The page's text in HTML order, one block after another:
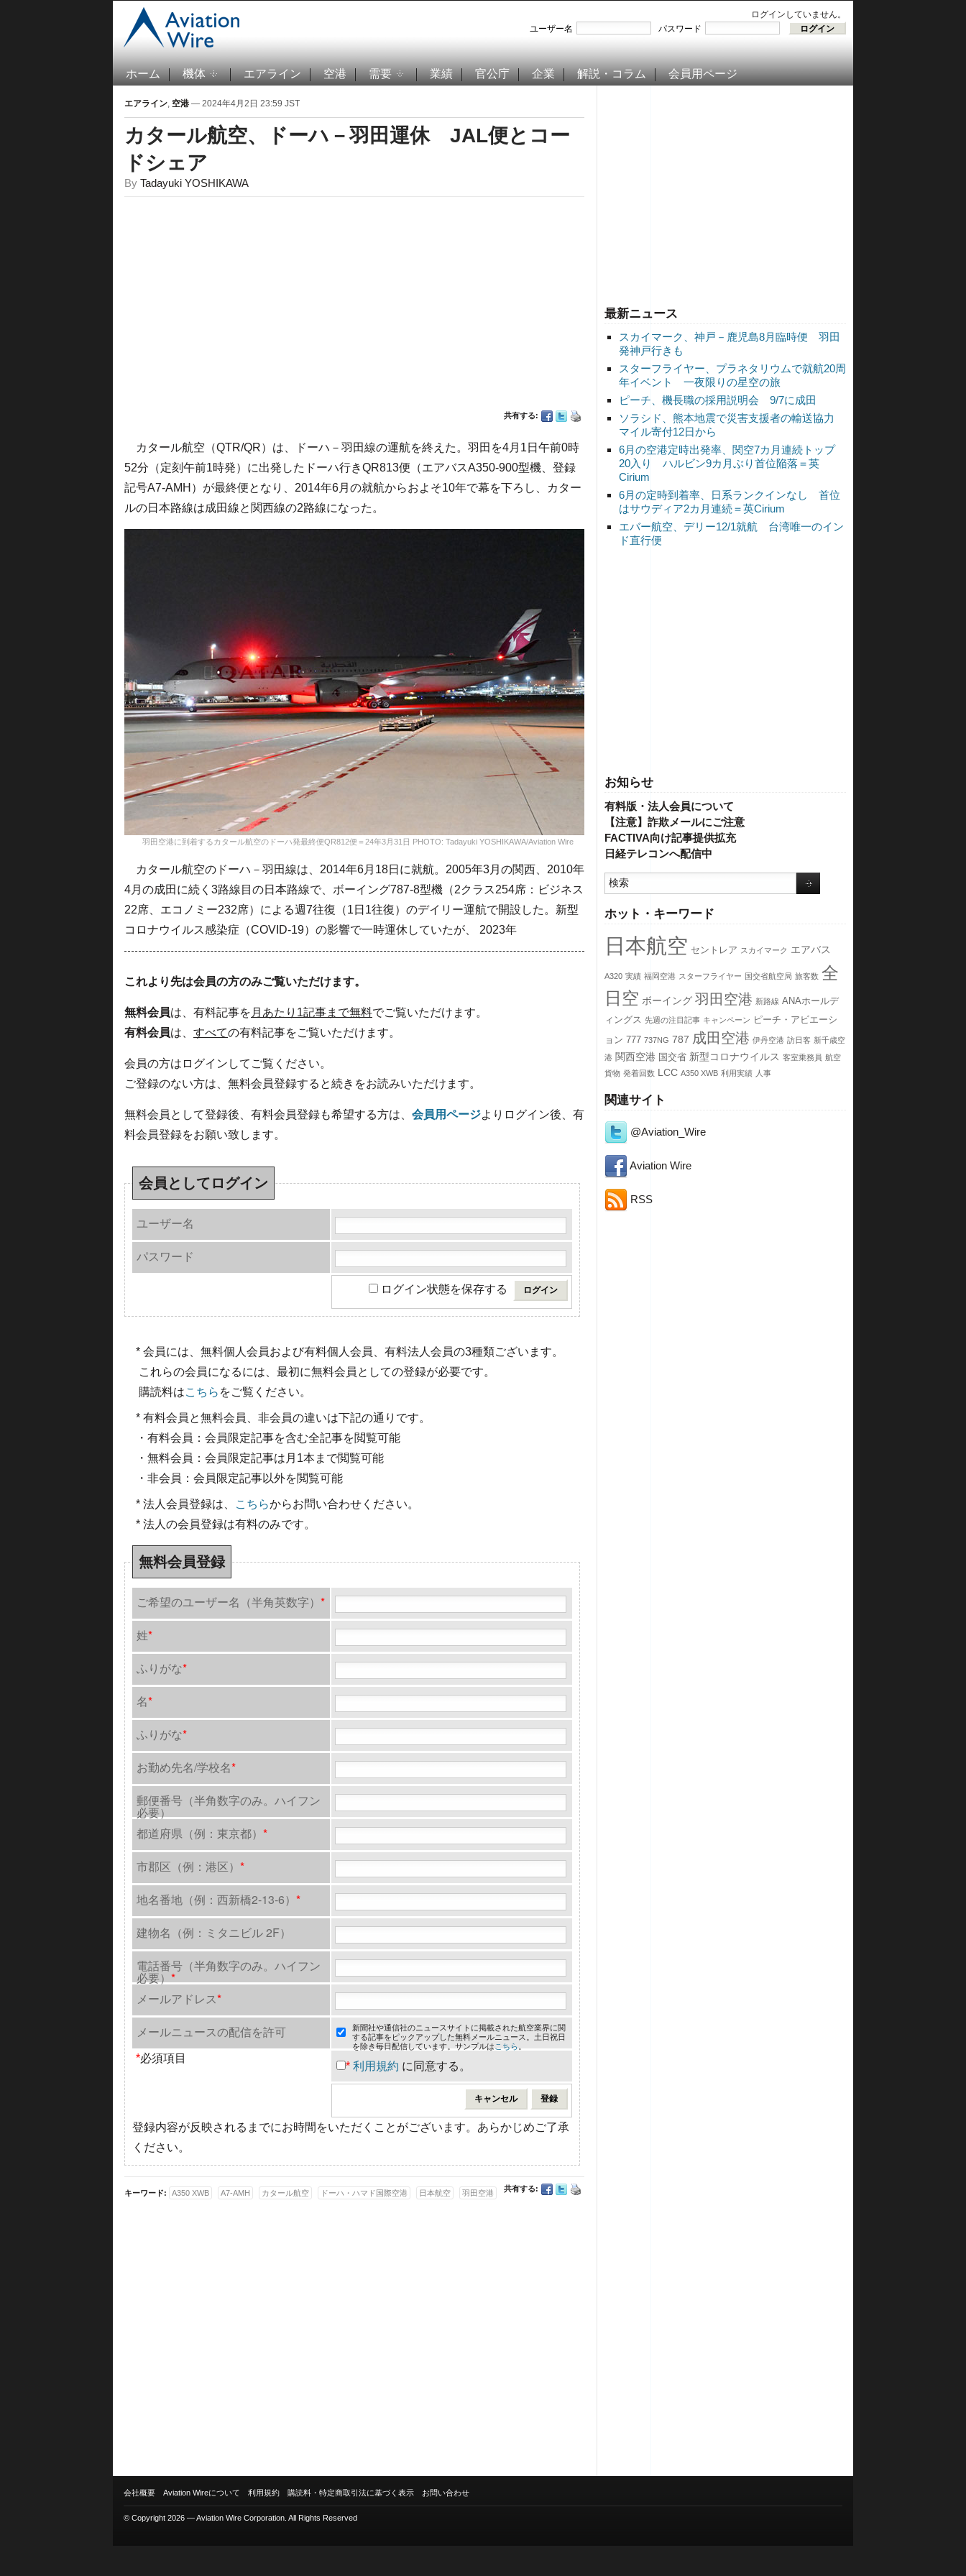
ログインしていません。
ユーザー名
パスワード
ホーム 機体 エアライン 空港 需要 業績 官公庁 企業 解説・コラム 会員用ページ
最新ニュース
スカイマーク、神戸－鹿児島8月臨時便 羽田
発神戸行きも
スターフライヤー、プラネタリウムで就航20周
年イベント 一夜限りの星空の旅
ピーチ、機長職の採用説明会 9/7に成田
ソラシド、熊本地震で災害支援者の輸送協力
マイル寄付12日から
6月の空港定時出発率、関空7カ月連続トップ
20入り ハルビン9カ月ぶり首位陥落＝英
Cirium
6月の定時到着率、日系ランクインなし 首位
はサウディア2カ月連続＝英Cirium
エバー航空、デリー12/1就航 台湾唯一のイン
ド直行便
お知らせ
有料版・法人会員について
【注意】詐欺メールにご注意
FACTIVA向け記事提供拡充
日経テレコンへ配信中
ホット・キーワード
日本航空 セントレア スカイマーク エアバス
A320 実績 福岡空港 スターフライヤー 国交省航空局 旅客数 全
日空 ボーイング 羽田空港 新路線 ANAホールデ
ィングス 先週の注目記事 キャンペーン
ピーチ・アビエーシ
ョン 777 737NG 787 成田空港 伊丹空港 訪日客 新千歳空
港 関西空港 国交省 新型コロナウイルス 客室乗務員 航空
貨物 発着回数 LCC A350 XWB 利用実績 人事
関連サイト
@Aviation_Wire
Aviation Wire
RSS
エアライン, 空港 — 2024年4月2日 23:59 JST
カタール航空、ドーハ－羽田運休 JAL便とコー
ドシェア
By Tadayuki YOSHIKAWA
共有する:
カタール航空（QTR/QR）は、ドーハ－羽田線の運航を終えた。羽田を4月1日午前0時
52分（定刻午前1時発）に出発したドーハ行きQR813便（エアバスA350-900型機、登録
記号A7-AMH）が最終便となり、2014年6月の就航からおよそ10年で幕を下ろし、カター
ルの日本路線は成田線と関西線の2路線になった。
羽田空港に到着するカタール航空のドーハ発最終便QR812便＝24年3月31日 PHOTO: Tadayuki YOSHIKAWA/Aviation Wire
カタール航空のドーハ－羽田線は、2014年6月18日に就航。2005年3月の関西、2010年
4月の成田に続く3路線目の日本路線で、ボーイング787-8型機（2クラス254席：ビジネス
22席、エコノミー232席）による週7往復（1日1往復）のデイリー運航で開設した。新型
コロナウイルス感染症（COVID-19）の影響で一時運休していたが、 2023年
これより先は会員の方のみご覧いただけます。
無料会員は、有料記事を 月あたり1記事まで無料でご覧いただけます。
有料会員は、 すべての有料記事をご覧いただけます。
会員の方はログインしてご覧ください。
ご登録のない方は、無料会員登録すると続きをお読みいただけます。
無料会員として登録後、有料会員登録も希望する方は、 会員用ページよりログイン後、有
料会員登録をお願い致します。
会員としてログイン
ユーザー名
パスワード
ログイン状態を保存する
* 会員には、無料個人会員および有料個人会員、有料法人会員の3種類ございます。
これらの会員になるには、最初に無料会員としての登録が必要です。
購読料はこちら をご覧ください。
* 有料会員と無料会員、非会員の違いは下記の通りです。
・有料会員：会員限定記事を含む全記事を閲覧可能
・無料会員：会員限定記事は月1本まで閲覧可能
・非会員：会員限定記事以外を閲覧可能
* 法人会員登録は、 こちらからお問い合わせください。
* 法人の会員登録は有料のみです。
無料会員登録
ご希望のユーザー名（半角英数字） *
姓*
ふりがな*
名*
ふりがな*
お勤め先名/学校名*
郵便番号（半角数字のみ。ハイフン
必要）
都道府県（例：東京都） *
市郡区（例：港区） *
地名番地（例：西新橋2-13-6） *
建物名（例：ミタニビル 2F）
電話番号（半角数字のみ。ハイフン
必要） *
メールアドレス*
メールニュースの配信を許可
* 利用規約 に同意する。
*必須項目
新聞社や通信社のニュースサイトに掲載された航空業界に関
する記事をピックアップした無料メールニュース。土日祝日
を除き毎日配信しています。サンプルは こちら
登録内容が反映されるまでにお時間をいただくことがございます。あらかじめご了承
ください。
共有する:
キーワード: A350 XWB A7-AMH カタール航空 ドーハ・ハマド国際空港 日本航空 羽田空港
会社概要 Aviation Wireについて 利用規約 購読料・特定商取引法に基づく表示 お問い合わせ
© Copyright 2026 — Aviation Wire Corporation. All Rights Reserved